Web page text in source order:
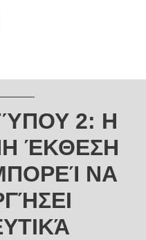
2: Η
ΈΚΘΕΣΗ
ΝΑ